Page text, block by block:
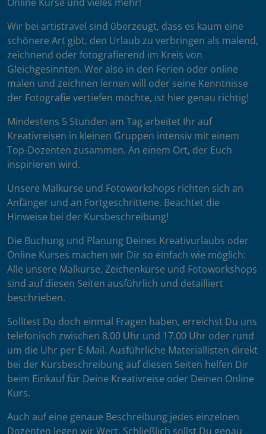
Wir bei artistravel sind überzeugt, dass es kaum eine
schönere Art gibt, den Urlaub zu verbringen als malend,
zeichnend oder fotografierend im Kreis von
Gleichgesinnten. Wer also in den Ferien oder online
malen und zeichnen lernen will oder seine Kenntnisse
der Fotografie vertiefen möchte, ist hier genau richtig!
Mindestens 5 Stunden am Tag arbeitet Ihr auf
Kreativreisen in kleinen Gruppen intensiv mit einem
Top-Dozenten zusammen. An einem Ort, der Euch
inspirieren wird.
Unsere Malkurse und Fotoworkshops richten sich an
Anfänger und an Fortgeschrittene. Beachtet die
Hinweise bei der Kursbeschreibung!
Die Buchung und Planung Deines Kreativurlaubs oder
Online Kurses machen wir Dir so einfach wie möglich:
Alle unsere Malkurse, Zeichenkurse und Fotoworkshops
sind auf diesen Seiten ausführlich und detailliert
beschrieben.
Solltest Du doch einmal Fragen haben, erreichst Du uns
telefonisch zwischen 8.00 Uhr und 17.00 Uhr oder rund
um die Uhr per E-Mail. Ausführliche Materiallisten direkt
bei der Kursbeschreibung auf diesen Seiten helfen Dir
beim Einkauf für Deine Kreativreise oder Deinen Online
Kurs.
Auch auf eine genaue Beschreibung jedes einzelnen
Dozenten legen wir Wert. Schließlich sollst Du genau